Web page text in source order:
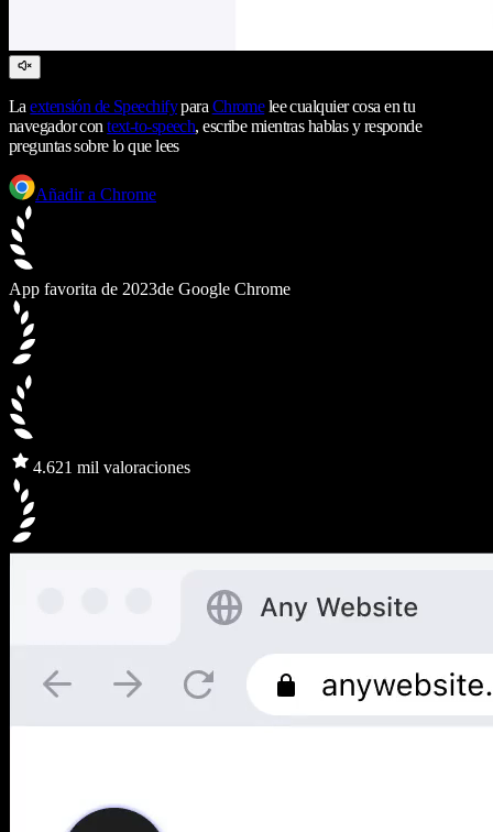
Laextensión de Speechifypara Chromelee cualquier cosa en tu
navegador context-to-speech, escribe mientras hablas y responde
preguntas sobre lo que lees
Añadir a Chrome
App favorita de 2023de Google Chrome
4.621 mil valoraciones